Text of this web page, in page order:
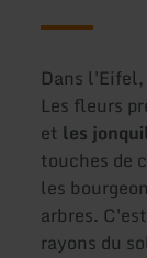
Dans
Les fleurs
et les
touches de
les
arbres.
rayons du